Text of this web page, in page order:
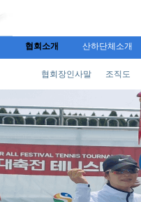
협회소개 산하단체소개
협회장인사말 조직도